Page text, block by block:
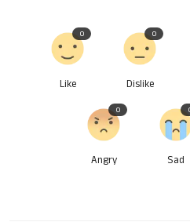
Like
0
Dislike
0
Angry
0
Sad